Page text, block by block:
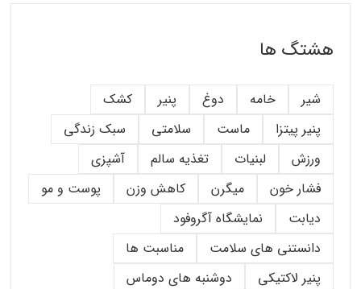
هشتگ ها
شیر خامه دوغ پنیر
کشک
پنیر پیتزا
ماست سلامتی
سبک زندگی
ورزش
لبنیات تغذیه سالم
آشپزی
فشار خون
میگرن کاهش وزن
پوست و مو
دیابت
نمایشگاه آگروفود
دانستنی های سلامت
مناسبت ها
پنیر لاکتیکی
دوشنبه های دوماس